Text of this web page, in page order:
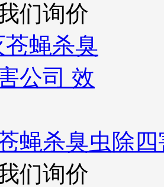
们询价
蝇杀臭虫除
们询价